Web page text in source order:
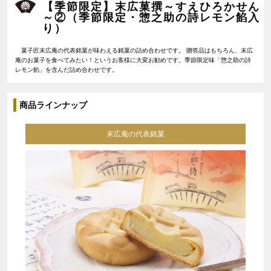
【季節限定】末広菓撰～すえひろかせん
～②（季節限定・惣之助の詩レモン餡入
り）
菓子匠末広庵の代表銘菓が味わえる銘菓の詰め合わせです。 贈答品はもちろん、末広
庵のお菓子を食べてみたい！というお客様に大変お勧めです。季節限定味「惣之助の詩
レモン餡」を含んだ詰め合わせです。
商品ラインナップ
末広庵の代表銘菓